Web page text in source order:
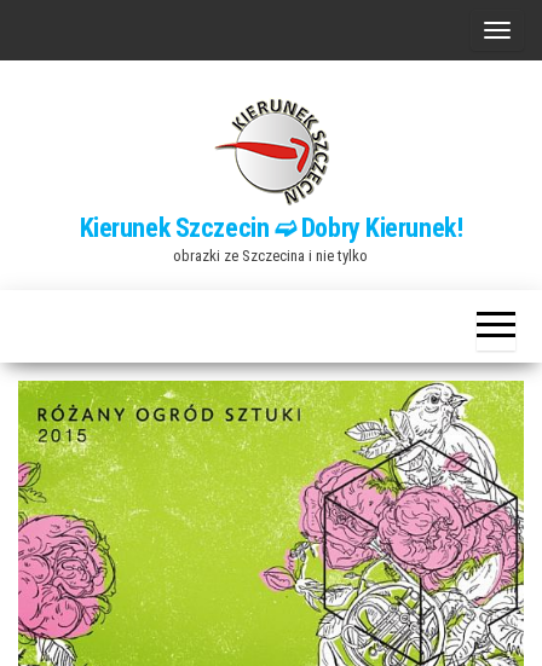
P
n
a
w
i
g
a
c
j
ę
Kierunek Szczecin ➫ Dobry Kierunek!
obrazki ze Szczecina i nie tylko